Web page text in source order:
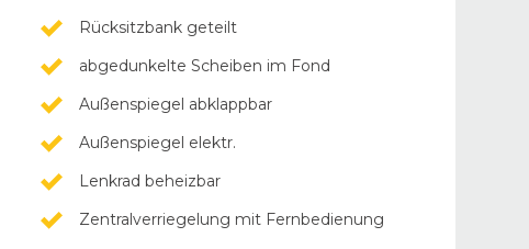
Rücksitzbank geteilt
abgedunkelte Scheiben im Fond
Außenspiegel abklappbar
Außenspiegel elektr.
Lenkrad beheizbar
Zentralverriegelung mit Fernbedienung